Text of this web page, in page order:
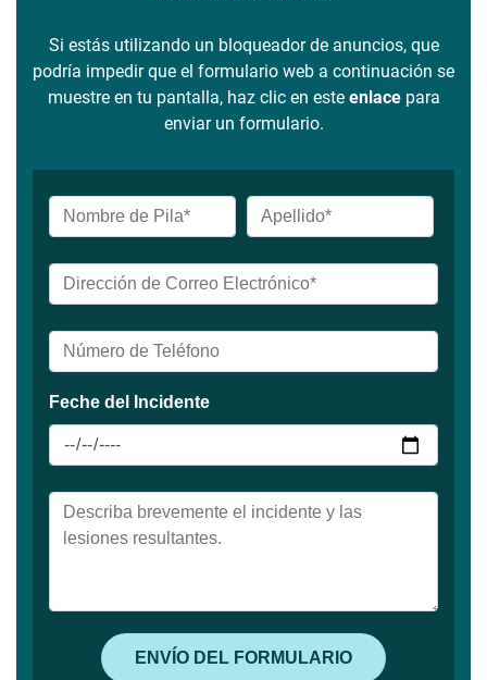
Si estás utilizando un bloqueador de anuncios, que
podría impedir que el formulario web a continuación se
muestre en tu pantalla, haz clic en este enlacepara
enviar un formulario.